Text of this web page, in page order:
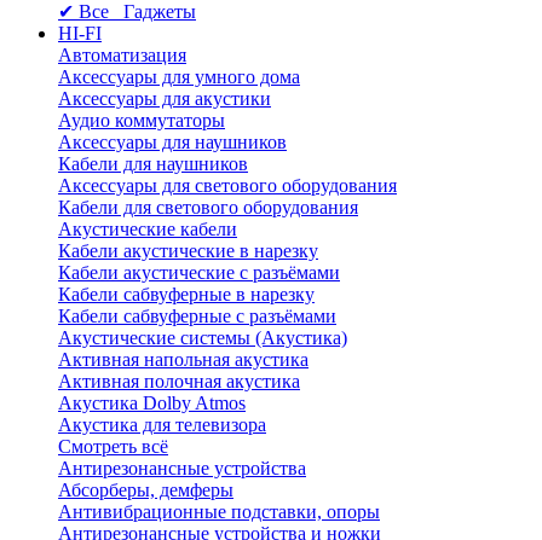
✔ Все Гаджеты
HI-FI
Автоматизация
Аксессуары для умного дома
Аксессуары для акустики
Аудио коммутаторы
Аксессуары для наушников
Кабели для наушников
Аксессуары для светового оборудования
Кабели для светового оборудования
Акустические кабели
Кабели акустические в нарезку
Кабели акустические с разъёмами
Кабели сабвуферные в нарезку
Кабели сабвуферные с разъёмами
Акустические системы (Акустика)
Активная напольная акустика
Активная полочная акустика
Акустика Dolby Atmos
Акустика для телевизора
Смотреть всё
Антирезонансные устройства
Абсорберы, демферы
Антивибрационные подставки, опоры
Антирезонансные устройства и ножки